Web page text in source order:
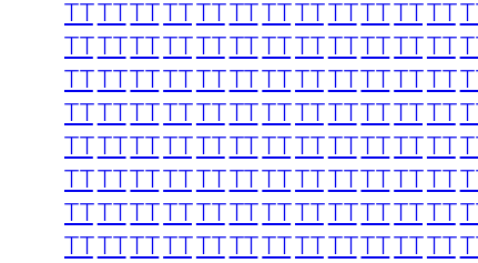
TTTTTTTTTTTTTTTTTTTTTTTT
TTTTTTTTTTTTTTTTTTTTTTTT
TTTTTTTTTTTTTTTTTTTTTTTT
TTTTTTTTTTTTTTTTTTTTTTTT
TTTTTTTTTTTTTTTTTTTTTTTT
TTTTTTTTTTTTTTTTTTTTTTTT
TTTTTTTTTTTTTTTTTTTTTTTT
TTTTTTTTTTTTTTTTTTTTTTTT